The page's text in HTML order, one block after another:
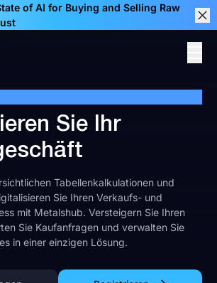
of AI for Buying and Selling Raw
Sie Ihr
Tabellenkalkulationen und
Sie Ihren Verkaufs- und
mit Metalshub. Versteigern Sie Ihren
Sie Kaufanfragen und verwalten Sie
in einer einzigen Lösung.